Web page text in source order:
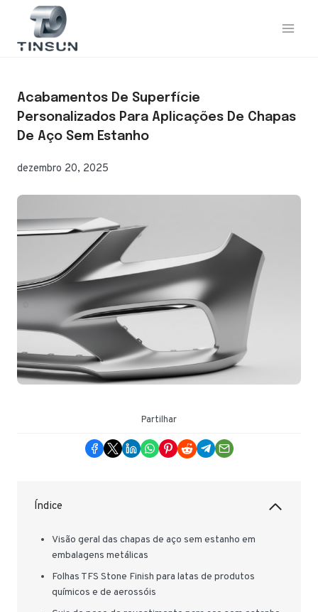
Acabamentos De Superfície
Personalizados Para Aplicações De Chapas
De Aço Sem Estanho
dezembro 20, 2025
Partilhar
Índice
Visão geral das chapas de aço sem estanho em
embalagens metálicas
Folhas TFS Stone Finish para latas de produtos
químicos e de aerossóis